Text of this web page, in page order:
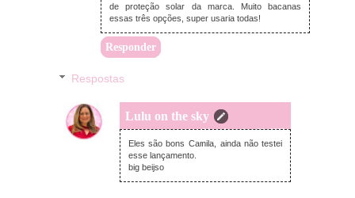
de proteção solar da marca. Muito bacanas
essas três opções, super usaria todas!
Responder
Respostas
Lulu on the sky
terça-feira, dezembro 06, 2022
Eles são bons Camila, ainda não testei
esse lançamento.
big beijso